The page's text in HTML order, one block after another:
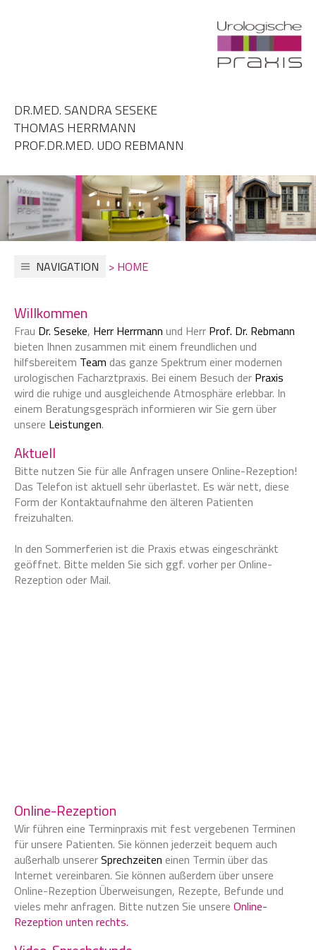
DR.MED. SANDRA SESEKE
THOMAS HERRMANN
PROF.DR.MED. UDO REBMANN
NAVIGATION > HOME
Willkommen
Frau Dr. Seseke, Herr Herrmann und Herr Prof. Dr. Rebmann
bieten Ihnen zusammen mit einem freundlichen und
hilfsbereitem Team das ganze Spektrum einer modernen
urologischen Facharztpraxis. Bei einem Besuch der Praxis
wird die ruhige und ausgleichende Atmosphäre erlebbar. In
einem Beratungsgespräch informieren wir Sie gern über
unsere Leistungen.
Aktuell
Bitte nutzen Sie für alle Anfragen unsere Online-Rezeption!
Das Telefon ist aktuell sehr überlastet. Es wär nett, diese
Form der Kontaktaufnahme den älteren Patienten
freizuhalten.
In den Sommerferien ist die Praxis etwas eingeschränkt
geöffnet. Bitte melden Sie sich ggf. vorher per Online-
Rezeption oder Mail.
Online-Rezeption
Wir führen eine Terminpraxis mit fest vergebenen Terminen
für unsere Patienten. Sie können jederzeit bequem auch
außerhalb unsererSprechzeiten einen Termin über das
Internet vereinbaren. Sie können außerdem über unsere
Online-Rezeption Überweisungen, Rezepte, Befunde und
vieles mehr anfragen. Bitte nutzen Sie unsere Online-
Rezeption unten rechts.